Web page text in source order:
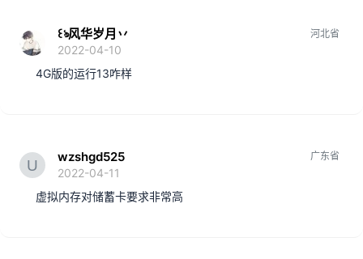
꒰ঌ风华岁月丷
2022-04-10
河北省
4G版的运行13咋样
wzshgd525
2022-04-11
广东省
虚拟内存对储蓄卡要求非常高